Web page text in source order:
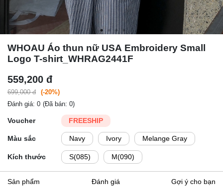
WHOAU Áo thun nữ USA Embroidery Small
Logo T-shirt_WHRAG2441F
559,200 đ
699,000 đ
(-20%)
Đánh giá: 0 (Đã bán: 0)
Voucher FREESHIP
Màu sắc Navy Ivory Melange Gray
Kích thước S(085) M(090)
Sản phẩm Đánh giá Gợi ý cho bạn